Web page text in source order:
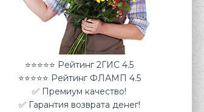
⭐⭐⭐⭐⭐ Рейтинг 2ГИС 4.5
⭐⭐⭐⭐⭐ Рейтинг ФЛАМП 4.5
✅ Премиум качество!
✅ Гарантия возврата денег!